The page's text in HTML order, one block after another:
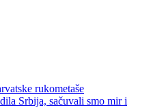
rukometaše
Srbija, sačuvali smo mir i